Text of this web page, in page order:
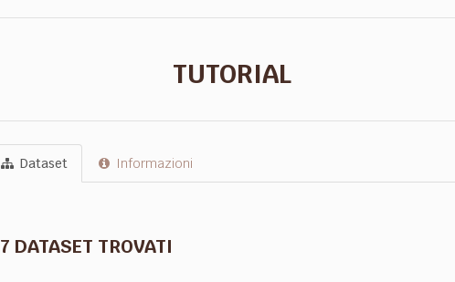
TUTORIAL
Dataset Informazioni
7 DATASET TROVATI